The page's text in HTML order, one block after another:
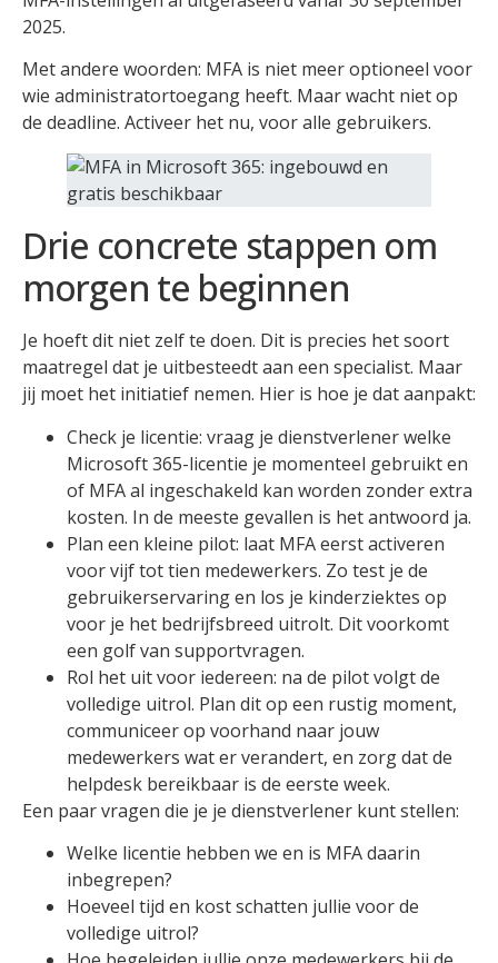
2025.
Met andere woorden: MFA is niet meer optioneel voor
wie administratortoegang heeft. Maar wacht niet op
de deadline. Activeer het nu, voor alle gebruikers.
Drie concrete stappen om
morgen te beginnen
Je hoeft dit niet zelf te doen. Dit is precies het soort
maatregel dat je uitbesteedt aan een specialist. Maar
jij moet het initiatief nemen. Hier is hoe je dat aanpakt:
Check je licentie: vraag je dienstverlener welke
Microsoft 365-licentie je momenteel gebruikt en
of MFA al ingeschakeld kan worden zonder extra
kosten. In de meeste gevallen is het antwoord ja.
Plan een kleine pilot: laat MFA eerst activeren
voor vijf tot tien medewerkers. Zo test je de
gebruikerservaring en los je kinderziektes op
voor je het bedrijfsbreed uitrolt. Dit voorkomt
een golf van supportvragen.
Rol het uit voor iedereen: na de pilot volgt de
volledige uitrol. Plan dit op een rustig moment,
communiceer op voorhand naar jouw
medewerkers wat er verandert, en zorg dat de
helpdesk bereikbaar is de eerste week.
Een paar vragen die je je dienstverlener kunt stellen:
Welke licentie hebben we en is MFA daarin
inbegrepen?
Hoeveel tijd en kost schatten jullie voor de
volledige uitrol?